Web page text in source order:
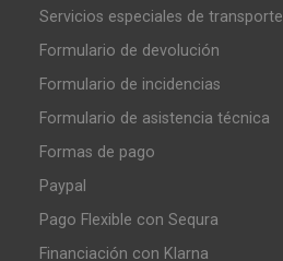
Servicios especiales de transporte
Formulario de devolución
Formulario de incidencias
Formulario de asistencia técnica
Formas de pago
Paypal
Pago Flexible con Sequra
Financiación con Klarna